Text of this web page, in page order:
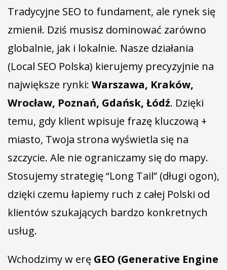
Tradycyjne SEO to fundament, ale rynek się
zmienił. Dziś musisz dominować zarówno
globalnie, jak i lokalnie. Nasze działania
(Local SEO Polska) kierujemy precyzyjnie na
największe rynki: Warszawa, Kraków,
Wrocław, Poznań, Gdańsk, Łódź. Dzięki
temu, gdy klient wpisuje frazę kluczową +
miasto, Twoja strona wyświetla się na
szczycie. Ale nie ograniczamy się do mapy.
Stosujemy strategię “Long Tail” (długi ogon),
dzięki czemu łapiemy ruch z całej Polski od
klientów szukających bardzo konkretnych
usług.
Wchodzimy w erę GEO (Generative Engine